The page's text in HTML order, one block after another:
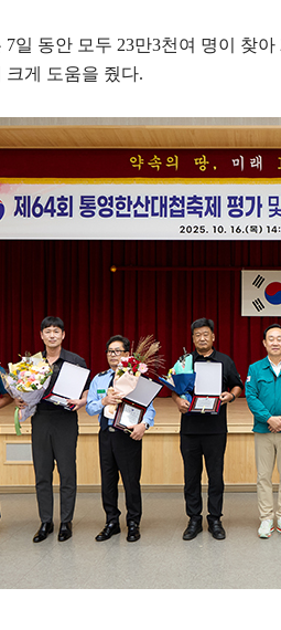
7일 동안 모두 23만3천여 명이 찾아
크게 도움을 줬다.